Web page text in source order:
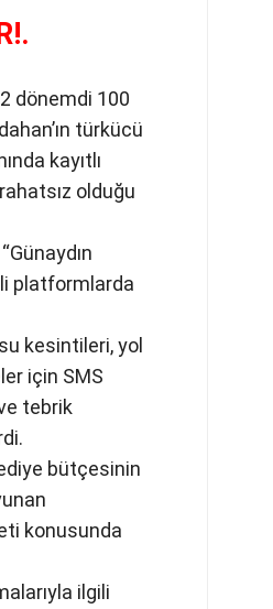
dönemdi 100
türkücü
kayıtlı
olduğu
platformlarda
kesintileri, yol
için SMS
tebrik
bütçesinin
konusunda
ilgili